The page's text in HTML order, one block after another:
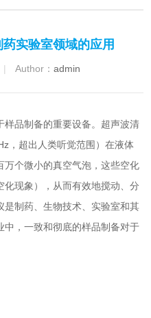
实验室领域的应用
| Author： admin
品制备的重要设备。 超声波清
，超出人类听觉范围）在液体
个微小的真空气泡，这些空化
现象），从而有效地搅动、分
是制药、生物技术、实验室和其
，一致和彻底的样品制备对于